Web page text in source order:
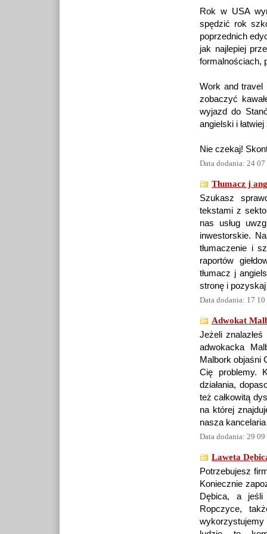
Rok w USA
spędzić rok
poprzednich
jak najlepiej
formalnościach,
Work and travel
zobaczyć
wyjazd do
angielski i
Nie czekaj!
Data dodania: 24
Tłumacz j
Szukasz
tekstami z
nas usług
inwestorskie.
tłumaczenie i
raportów
tłumacz j
stronę i
Data dodania: 17
Adwokat
Jeżeli
adwokacka
Malbork objaśni
Cię problemy.
działania,
też całkowitą
na której
nasza
Data dodania: 29
Laweta
Potrzebujesz
Koniecznie
Dębica, a jeśli
Ropczyce,
wykorzystujemy